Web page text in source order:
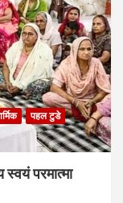
पहल टुडे
परमात्मा